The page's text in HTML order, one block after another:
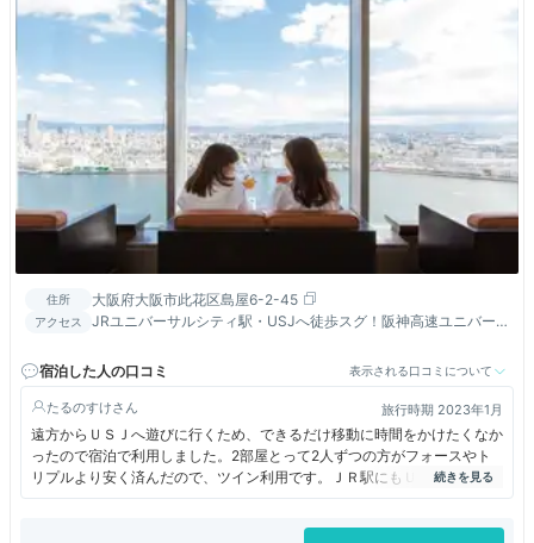
住所 大阪府大阪市此花区島屋6-2-45
アクセス
JRユニバーサルシティ駅・USJへ徒歩スグ！阪神高速ユニバー
宿泊した人の口コミ
表示される口コミについて
たるのすけ 旅行時期 2023年1月
遠方からＵＳＪへ遊びに行くため、できるだけ移動に時間をかけたくなか
ったので宿泊で利用しました。2部屋とって2人ずつの方がフォースやト
リプルより安く済んだので、ツイン利用です。ＪＲ駅にもＵＳＪにも近
く、周りには食事やおみやげを調達できるお店も揃っており良かったで